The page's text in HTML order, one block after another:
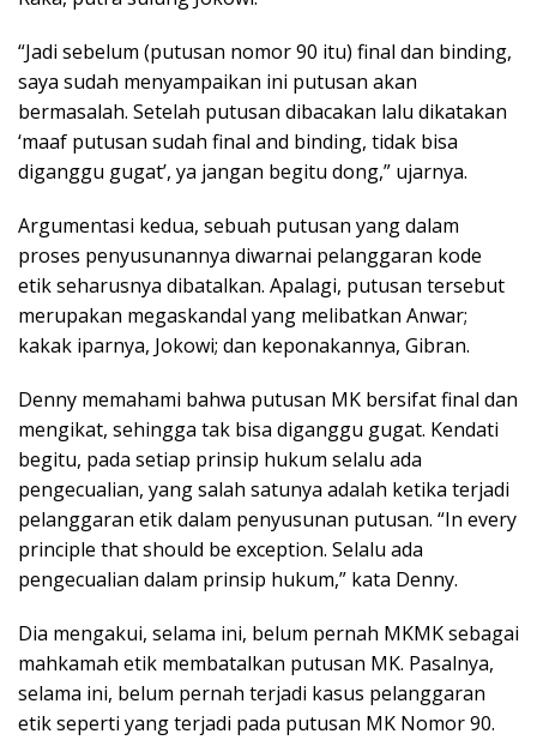
“Jadi sebelum (putusan nomor 90 itu) final dan binding,
saya sudah menyampaikan ini putusan akan
bermasalah. Setelah putusan dibacakan lalu dikatakan
‘maaf putusan sudah final and binding, tidak bisa
diganggu gugat’, ya jangan begitu dong,” ujarnya.
Argumentasi kedua, sebuah putusan yang dalam
proses penyusunannya diwarnai pelanggaran kode
etik seharusnya dibatalkan. Apalagi, putusan tersebut
merupakan megaskandal yang melibatkan Anwar;
kakak iparnya, Jokowi; dan keponakannya, Gibran.
Denny memahami bahwa putusan MK bersifat final dan
mengikat, sehingga tak bisa diganggu gugat. Kendati
begitu, pada setiap prinsip hukum selalu ada
pengecualian, yang salah satunya adalah ketika terjadi
pelanggaran etik dalam penyusunan putusan. “In every
principle that should be exception. Selalu ada
pengecualian dalam prinsip hukum,” kata Denny.
Dia mengakui, selama ini, belum pernah MKMK sebagai
mahkamah etik membatalkan putusan MK. Pasalnya,
selama ini, belum pernah terjadi kasus pelanggaran
etik seperti yang terjadi pada putusan MK Nomor 90.